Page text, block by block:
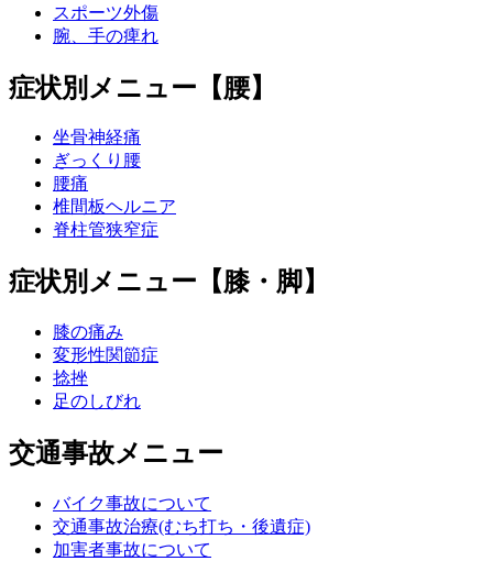
スポーツ外傷
腕、手の痺れ
症状別メニュー【腰】
坐骨神経痛
ぎっくり腰
腰痛
椎間板ヘルニア
脊柱管狭窄症
症状別メニュー【膝・脚】
膝の痛み
変形性関節症
捻挫
足のしびれ
交通事故メニュー
バイク事故について
交通事故治療(むち打ち・後遺症)
加害者事故について